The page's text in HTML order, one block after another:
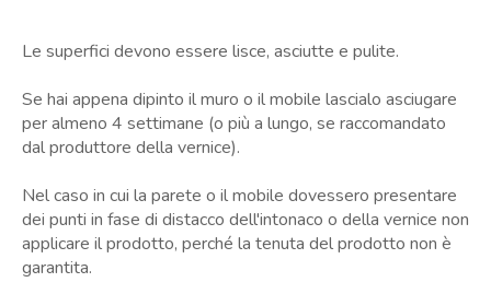
Le superfici devono essere lisce, asciutte e pulite.
Se hai appena dipinto il muro o il mobile lascialo asciugare
per almeno 4 settimane (o più a lungo, se raccomandato
dal produttore della vernice).
Nel caso in cui la parete o il mobile dovessero presentare
dei punti in fase di distacco dell'intonaco o della vernice non
applicare il prodotto, perché la tenuta del prodotto non è
garantita.